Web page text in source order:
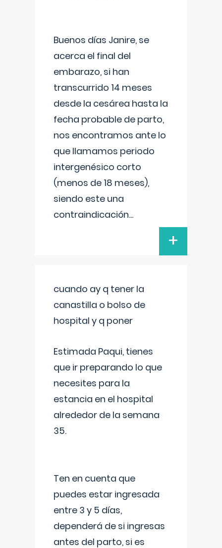
Buenos días Janire, se
acerca el final del
embarazo, si han
transcurrido 14 meses
desde la cesárea hasta la
fecha probable de parto,
nos encontramos ante lo
que llamamos periodo
intergenésico corto
(menos de 18 meses),
siendo este una
contraindicación...
+
cuando ay q tener la
canastilla o bolso de
hospital y q poner
Estimada Paqui, tienes
que ir preparando lo que
necesites para la
estancia en el hospital
alrededor de la semana
35.
Ten en cuenta que
puedes estar ingresada
entre 3 y 5 días,
dependerá de si ingresas
antes del parto, si es